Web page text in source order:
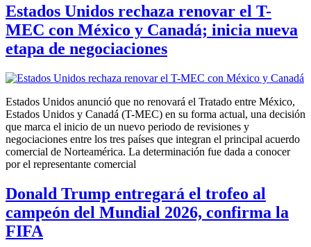
Estados Unidos rechaza renovar el T-
MEC con México y Canadá; inicia nueva
etapa de negociaciones
Estados Unidos anunció que no renovará el Tratado entre México,
Estados Unidos y Canadá (T-MEC) en su forma actual, una decisión
que marca el inicio de un nuevo periodo de revisiones y
negociaciones entre los tres países que integran el principal acuerdo
comercial de Norteamérica. La determinación fue dada a conocer
por el representante comercial
Donald Trump entregará el trofeo al
campeón del Mundial 2026, confirma la
FIFA